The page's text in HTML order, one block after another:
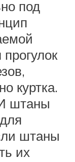
под
куртка.
штаны
штаны
их